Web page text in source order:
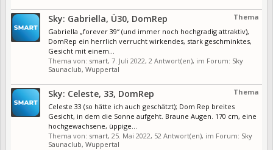
Thema
Sky: Gabriella, Ü30, DomRep
Gabriella „forever 39“ (und immer noch hochgradig attraktiv),
DomRep ein herrlich verrucht wirkendes, stark geschminktes,
Gesicht mit einem...
Thema von: smart, 7. Juli 2022, 2 Antwort(en), im Forum: Sky
Saunaclub, Wuppertal
Thema
Sky: Celeste, 33, DomRep
Celeste 33 (so hätte ich auch geschätzt); Dom Rep breites
Gesicht, in dem die Sonne aufgeht. Braune Augen. 170 cm, eine
hochgewachsene, üppige...
Thema von: smart, 25. Mai 2022, 52 Antwort(en), im Forum: Sky
Saunaclub, Wuppertal